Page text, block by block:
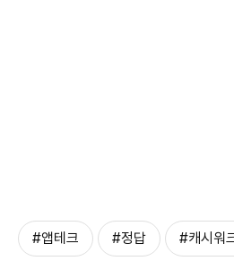
#앱테크 #정답 #캐시워